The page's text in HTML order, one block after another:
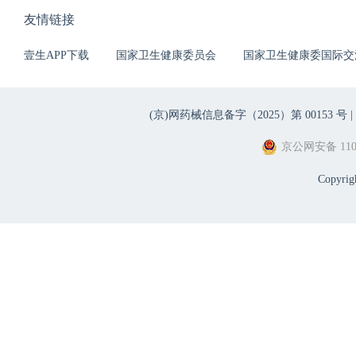
友情链接
壹生APP下载 国家卫生健康委员会 国家卫生健康委国际
(京)网药械信息备字（2025）第 00153 号 |
京公网安备